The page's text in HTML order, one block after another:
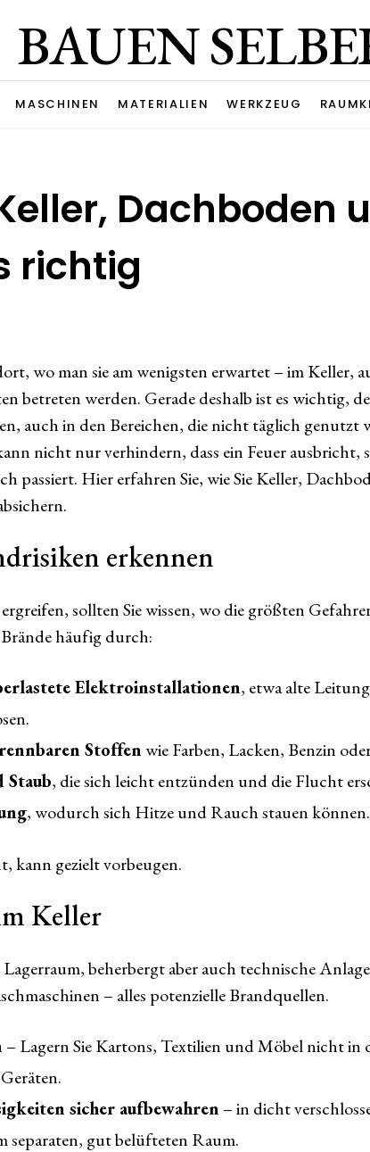
BAUEN
MASCHINEN MATERIALIEN WERKZEUG
Dachboden
richtig
wo man sie am wenigsten erwartet – im Keller,
betreten werden. Gerade deshalb ist es wichtig,
auch in den Bereichen, die nicht täglich genutzt
nicht nur verhindern, dass ein Feuer ausbricht,
passiert. Hier erfahren Sie, wie Sie Keller,
erkennen
sollten Sie wissen, wo die größten
häufig durch:
Elektroinstallationen, etwa alte
Stoffenwie Farben, Lacken, Benzin
, die sich leicht entzünden und die Flucht
, wodurch sich Hitze und Rauch stauen können.
kann gezielt vorbeugen.
Keller
beherbergt aber auch technische
– alles potenzielle Brandquellen.
– Lagern Sie Kartons, Textilien und Möbel nicht in
sicher aufbewahren – in dicht
separaten, gut belüfteten Raum.